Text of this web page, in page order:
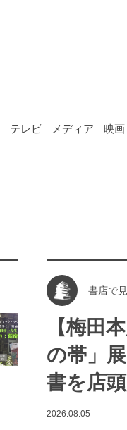
テレビ メディア 映画
書店で
【梅田
の帯」
書を店
2026.08.05